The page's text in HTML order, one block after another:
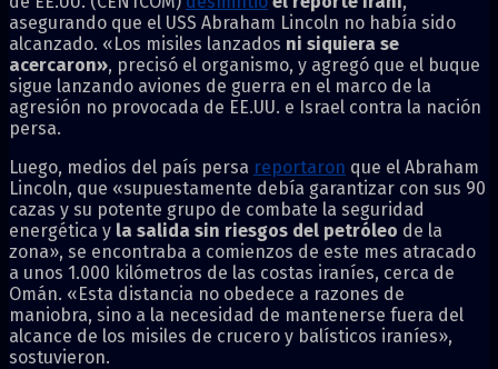
asegurando que el USS Abraham Lincoln no había sido
alcanzado. «Los misiles lanzados ni siquiera se
acercaron», precisó el organismo, y agregó que el buque
sigue lanzando aviones de guerra en el marco de la
agresión no provocada de EE.UU. e Israel contra la nación
persa.
Luego, medios del país persa reportaron que el Abraham
Lincoln, que «supuestamente debía garantizar con sus 90
cazas y su potente grupo de combate la seguridad
energética y la salida sin riesgos del petróleo de la
zona», se encontraba a comienzos de este mes atracado
a unos 1.000 kilómetros de las costas iraníes, cerca de
Omán. «Esta distancia no obedece a razones de
maniobra, sino a la necesidad de mantenerse fuera del
alcance de los misiles de crucero y balísticos iraníes»,
sostuvieron.